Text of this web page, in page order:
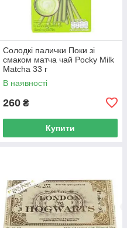
Солодкі палички Поки зі
смаком матча чай Pocky Milk
Matcha 33 г
В наявності
260 ₴
Купити